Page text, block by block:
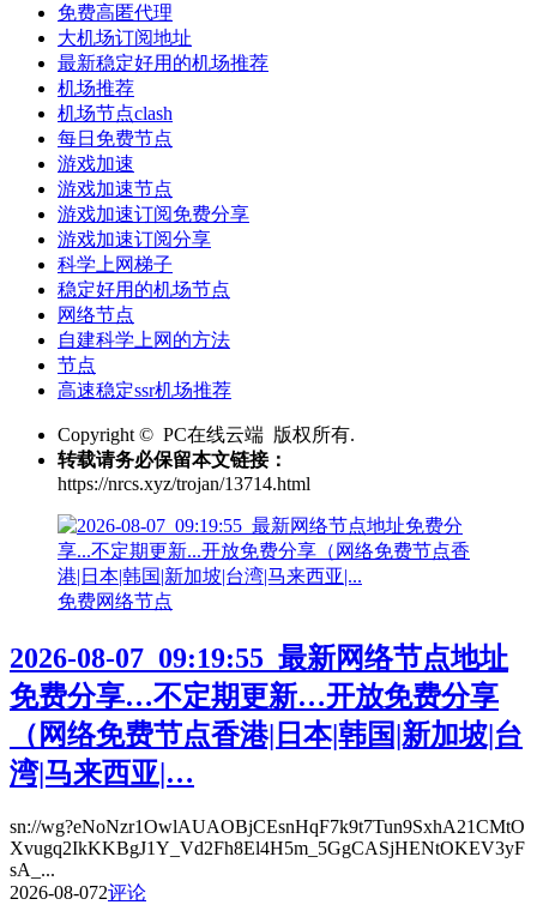
免费高匿代理
大机场订阅地址
最新稳定好用的机场推荐
机场推荐
机场节点clash
每日免费节点
游戏加速
游戏加速节点
游戏加速订阅免费分享
游戏加速订阅分享
科学上网梯子
稳定好用的机场节点
网络节点
自建科学上网的方法
节点
高速稳定ssr机场推荐
Copyright © PC在线云端 版权所有.
转载请务必保留本文链接：
https://nrcs.xyz/trojan/13714.html
免费网络节点
2026-08-07_09:19:55_最新网络节点地址
免费分享…不定期更新…开放免费分享
（网络免费节点香港|日本|韩国|新加坡|台
湾|马来西亚|…
sn://wg?eNoNzr1OwlAUAOBjCEsnHqF7k9t7Tun9SxhA21CMtO
Xvugq2IkKKBgJ1Y_Vd2Fh8El4H5m_5GgCASjHENtOKEV3yF
sA_...
2026-08-072评论